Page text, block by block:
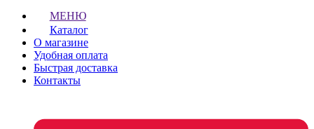
МЕНЮ
Каталог
О магазине
Удобная оплата
Быстрая доставка
Контакты